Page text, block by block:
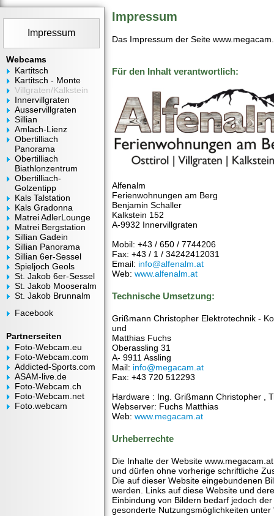
Impressum
Webcams
Kartitsch
Kartitsch - Monte
Villgraten/Kalkstein
Innervillgraten
Ausservillgraten
Sillian
Amlach-Lienz
Obertilliach
Panorama
Obertilliach
Biathlonzentrum
Obertilliach-
Golzentipp
Kals Talstation
Kals Gradonna
Matrei AdlerLounge
Matrei Bergstation
Sillian Gadein
Sillian Panorama
Sillian 6er-Sessel
Spieljoch Geols
St. Jakob 6er-Sessel
St. Jakob Mooseralm
St. Jakob Brunnalm
Facebook
Partnerseiten
Foto-Webcam.eu
Foto-Webcam.com
Addicted-Sports.com
ASAM-live.de
Foto-Webcam.ch
Foto-Webcam.net
Foto.webcam
Impressum
Das Impressum der Seite
Für den Inhalt verantwortlich:
Alfenalm
Ferienwohnungen am Berg
Benjamin Schaller
Kalkstein 152
A-9932 Innervillgraten
Mobil: +43 / 650 / 7744206
Fax: +43 / 1 / 34242412031
Email: info@alfenalm.at
Web: www.alfenalm.at
Technische Umsetzung:
Grißmann Christopher Elektrotechnik -
und
Matthias Fuchs
Oberassling 31
A- 9911 Assling
Mail: info@megacam.at
Fax: +43 720 512293
Hardware : Ing. Grißmann Christopher ,
Webserver: Fuchs Matthias
Web: www.megacam.at
Urheberrechte
Die Inhalte der Website
und dürfen ohne vorherige schriftliche
Die auf dieser Website eingebundenen
werden. Links auf diese Website und
Einbindung von Bildern bedarf jedoch
gesonderte Nutzungsmöglichkeiten